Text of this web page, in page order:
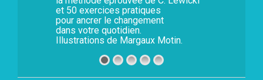
et 50 exercices pratiques
pour ancrer le changement
dans votre quotidien.
Illustrations de Margaux Motin.